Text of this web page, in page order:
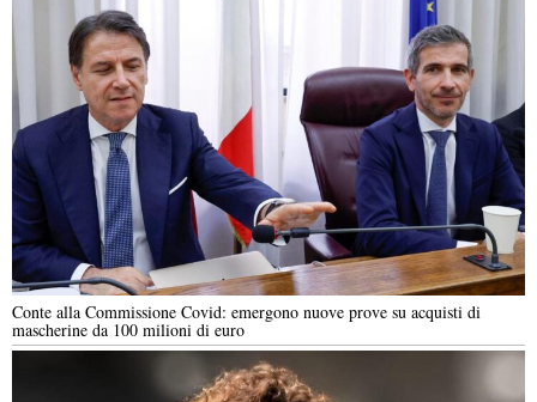
Conte alla Commissione Covid: emergono nuove prove su acquisti di
mascherine da 100 milioni di euro